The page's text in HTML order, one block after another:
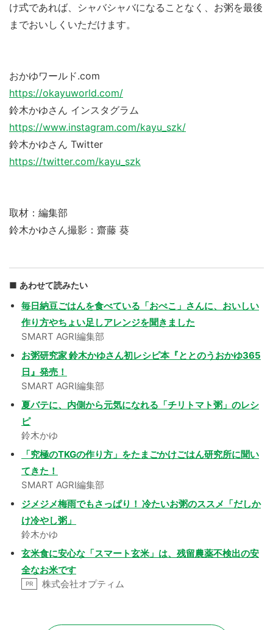
け式であれば、シャバシャバになることなく、お粥を最後
までおいしくいただけます。
おかゆワールド.com
https://okayuworld.com/
鈴木かゆさん インスタグラム
https://www.instagram.com/kayu_szk/
鈴木かゆさん Twitter
https://twitter.com/kayu_szk
取材：編集部
鈴木かゆさん撮影：齋藤 葵
あわせて読みたい
毎日納豆ごはんを食べている「おぺこ」さんに、おいしい
作り方やちょい足しアレンジを聞きました
SMART AGRI編集部
お粥研究家 鈴木かゆさん初レシピ本『ととのうおかゆ365
日』発売！
SMART AGRI編集部
夏バテに、内側から元気になれる「チリトマト粥」のレシ
ピ
鈴木かゆ
「究極のTKGの作り方」をたまごかけごはん研究所に聞い
てきた！
SMART AGRI編集部
ジメジメ梅雨でもさっぱり！ 冷たいお粥のススメ「だしか
け冷やし粥」
鈴木かゆ
玄米食に安心な「スマート玄米」は、残留農薬不検出の安
全なお米です
PR 株式会社オプティム